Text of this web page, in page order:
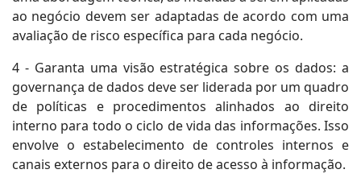
ao negócio devem ser adaptadas de acordo com uma
avaliação de risco específica para cada negócio.
4 - Garanta uma visão estratégica sobre os dados: a
governança de dados deve ser liderada por um quadro
de políticas e procedimentos alinhados ao direito
interno para todo o ciclo de vida das informações. Isso
envolve o estabelecimento de controles internos e
canais externos para o direito de acesso à informação.